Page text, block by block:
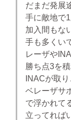
だまだ発展
手に敵地で
加入間もな
手も多くい
レーザや
勝ち点3を
INACが取
ベレーザサ
で浮かれて
立ってれば